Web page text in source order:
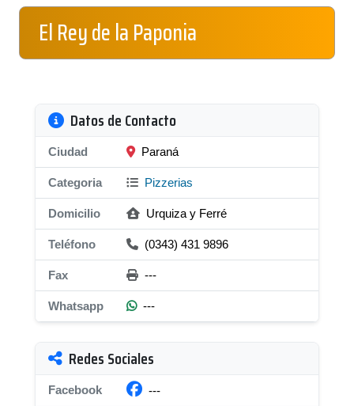
El Rey de la Paponia
Datos de Contacto
Ciudad Paraná
Categoria Pizzerias
Domicilio Urquiza y Ferré
Teléfono (0343) 431 9896
Fax ---
Whatsapp ---
Redes Sociales
Facebook ---